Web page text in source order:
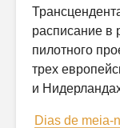
расписание в
пилотного
трех
и
Dias de meia-